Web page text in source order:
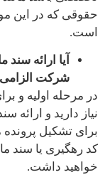
حقوقی که در این
است.
آیا ارائه
شرکت
در مرحله اولیه و
نیاز دارید و ارائه
برای تشکیل پرونده
کد رهگیری یا سند
خواهید داشت.